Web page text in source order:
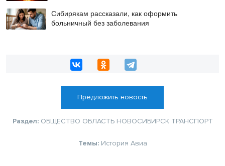
Сибирякам рассказали, как оформить
больничный без заболевания
Предложить новость
Раздел: ОБЩЕСТВО ОБЛАСТЬ НОВОСИБИРСК ТРАНСПОРТ
Темы: История Авиа